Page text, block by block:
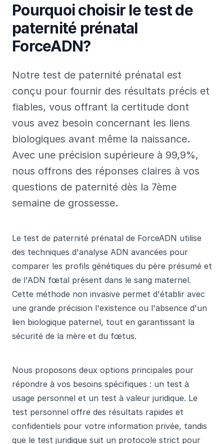
Pourquoi choisir le test de
paternité prénatal
ForceADN?
Notre test de paternité prénatal est
conçu pour fournir des résultats précis et
fiables, vous offrant la certitude dont
vous avez besoin concernant les liens
biologiques avant même la naissance.
Avec une précision supérieure à 99,9%,
nous offrons des réponses claires à vos
questions de paternité dès la 7ème
semaine de grossesse.
Le test de paternité prénatal de ForceADN utilise
des techniques d'analyse ADN avancées pour
comparer les profils génétiques du père présumé et
de l'ADN fœtal présent dans le sang maternel.
Cette méthode non invasive permet d'établir avec
une grande précision l'existence ou l'absence d'un
lien biologique paternel, tout en garantissant la
sécurité de la mère et du fœtus.
Nous proposons deux options principales pour
répondre à vos besoins spécifiques : un test à
usage personnel et un test à valeur juridique. Le
test personnel offre des résultats rapides et
confidentiels pour votre information privée, tandis
que le test juridique suit un protocole strict pour